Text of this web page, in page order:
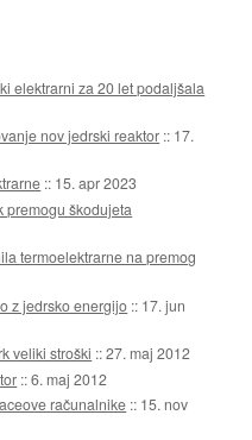
elektrarni za 20 let podaljšala
nov jedrski reaktor :: 17.
:: 15. apr 2023
premogu škodujeta
termoelektrarne na premog
z jedrsko energijo :: 17. jun
veliki stroški ::27. maj 2012
::6. maj 2012
računalnike :: 15. nov